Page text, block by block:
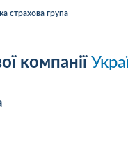
страхова група
компанії